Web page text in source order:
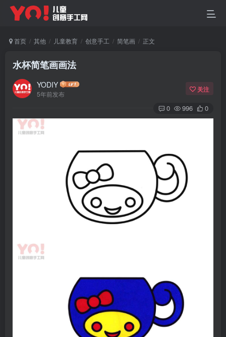
首页 其他 儿童教育 创意手工 简笔画 正文
水杯简笔画画法
YODIY
5年前发布
关注
0 996 0